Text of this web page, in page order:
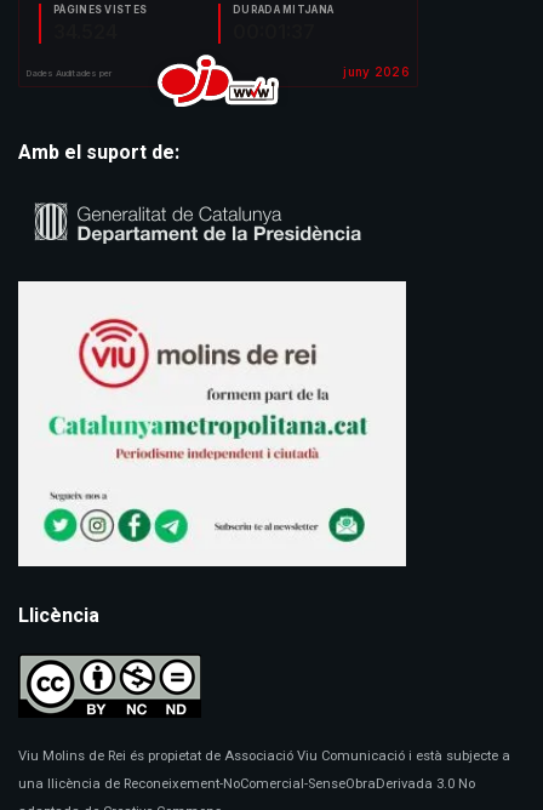
Amb el suport de:
Llicència
Viu Molins de Rei és propietat de Associació Viu Comunicació i està subjecte a
una llicència de Reconeixement-NoComercial-SenseObraDerivada 3.0 No